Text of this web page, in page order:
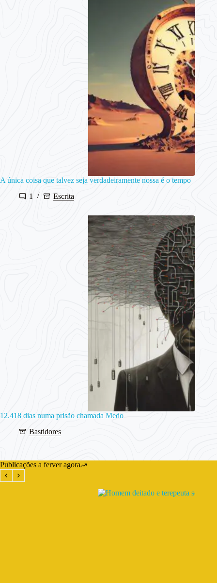
A única coisa que talvez seja verdadeiramente nossa é o tempo
1
Escrita
12.418 dias numa prisão chamada Medo
Bastidores
Publicações a ferver agora